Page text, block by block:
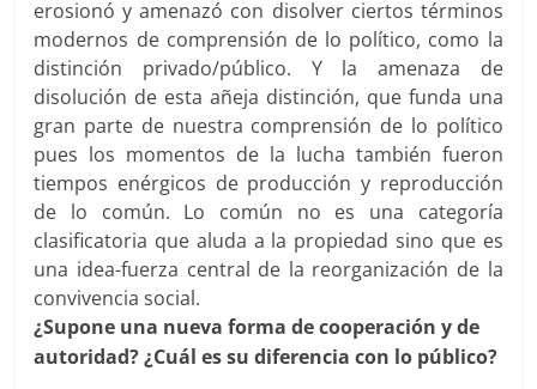
erosionó y amenazó con disolver ciertos términos
modernos de comprensión de lo político, como la
distinción privado/público. Y la amenaza de
disolución de esta añeja distinción, que funda una
gran parte de nuestra comprensión de lo político
pues los momentos de la lucha también fueron
tiempos enérgicos de producción y reproducción
de lo común. Lo común no es una categoría
clasificatoria que aluda a la propiedad sino que es
una idea-fuerza central de la reorganización de la
convivencia social.
¿Supone una nueva forma de cooperación y de
autoridad? ¿Cuál es su diferencia con lo público?